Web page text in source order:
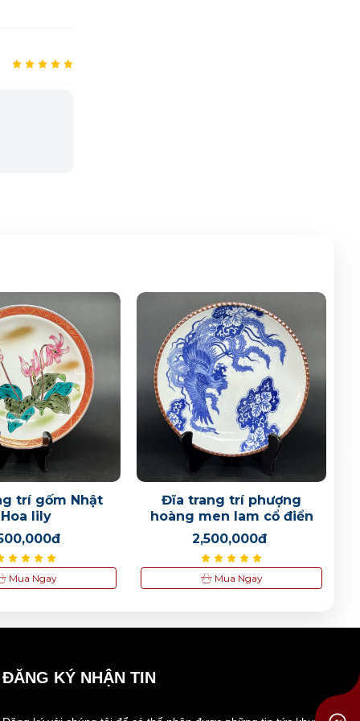
sắc
1,200,000đ
trí gốm Nhật
Hoa lily
Mua Ngay
Đĩa trang trí phượng
hoàng men lam cổ điển
2,500,000đ
Mua Ngay
ĐĂNG KÝ NHẬN TIN